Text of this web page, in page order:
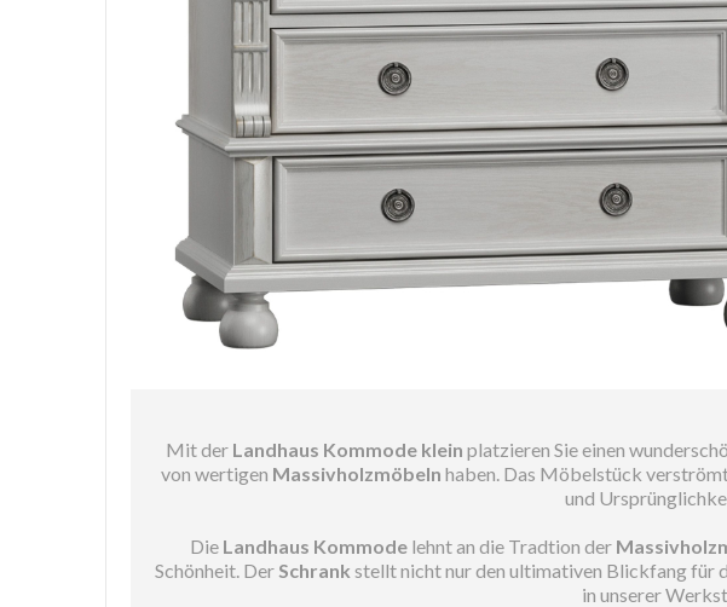
Mit der Landhaus Kommode klein platzieren Sie einen
von wertigen Massivholzmöbeln haben. Das Möbelstück
und
Die Landhaus Kommodelehnt an die Tradtion der
Schönheit. DerSchrank stellt nicht nur den ultimativen Blickfang für
in unserer